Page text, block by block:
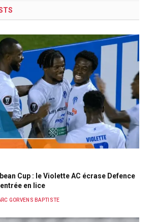
Cup : le Violette AC écrase Defence
en lice
GORVENS BAPTISTE